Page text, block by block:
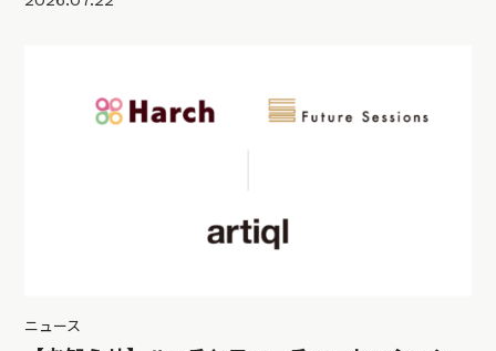
ニュース